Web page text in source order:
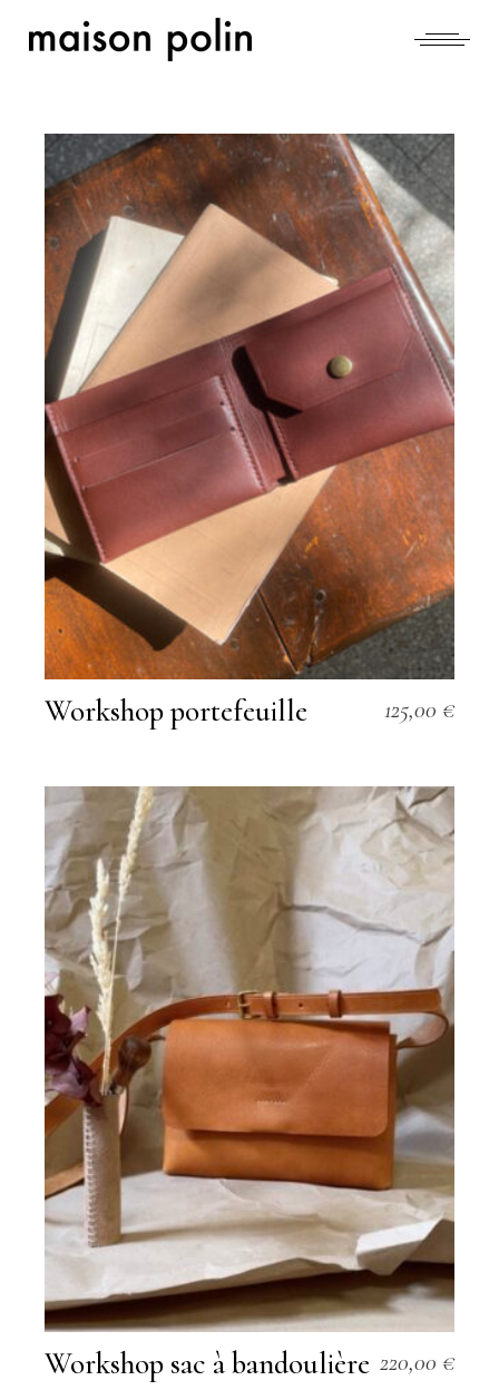
Workshop portefeuille 125,00 €
Workshop sac à bandoulière 220,00 €